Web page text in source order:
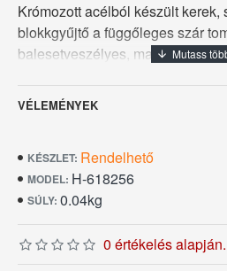
Krómozott acélból készült kerek,
blokkgyűjtő a függőleges szár
balesetveszélyes, magassága
VÉLEMÉNYEK
KÉSZLET: Rendelhető
MODEL: H-618256
SÚLY: 0.04kg
0 értékelés alapján.